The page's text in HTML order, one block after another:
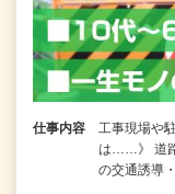
仕事内容
工事現場や
は……》 道
の交通誘導